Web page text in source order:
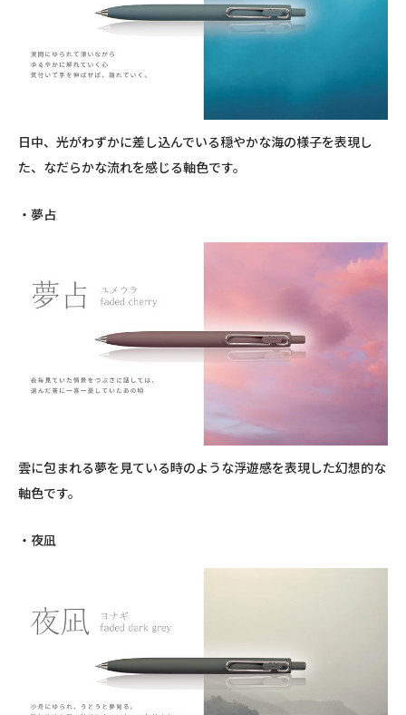
日中、光がわずかに差し込んでいる穏やかな海の様子を表現し
た、なだらかな流れを感じる軸色です。
・夢占
雲に包まれる夢を見ている時のような浮遊感を表現した幻想的な
軸色です。
・夜凪